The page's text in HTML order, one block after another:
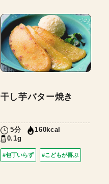
干し芋バター焼き
5分
160kcal
0.1g
#包丁いらず #こどもが喜ぶ